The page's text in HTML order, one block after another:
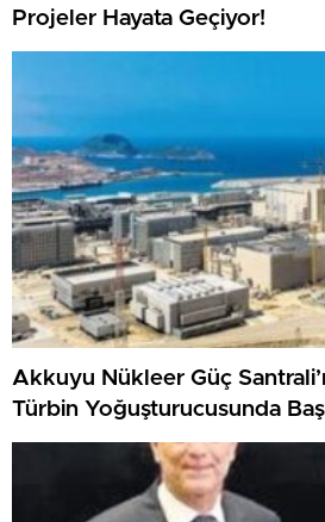
Projeler Hayata Geçiyor!
Akkuyu Nükleer Güç
Türbin Yoğuşturucusunda